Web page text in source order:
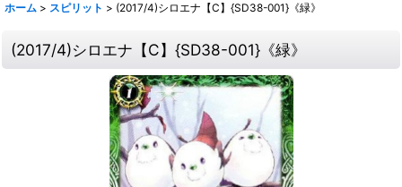
ホーム > スピリット > (2017/4)シロエナ【C】{SD38-001}《緑》
(2017/4)シロエナ【C】{SD38-001}《緑》